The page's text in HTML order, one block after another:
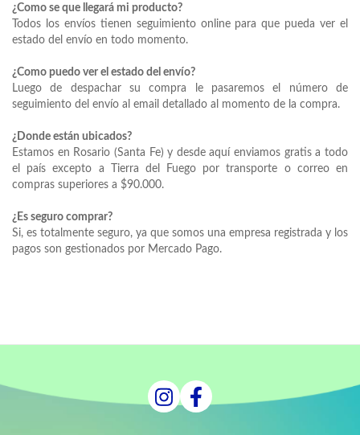
¿Como se que llegará mi producto?
Todos los envíos tienen seguimiento online para que pueda ver el
estado del envío en todo momento.
¿Como puedo ver el estado del envío?
Luego de despachar su compra le pasaremos el número de
seguimiento del envío al email detallado al momento de la compra.
¿Donde están ubicados?
Estamos en Rosario (Santa Fe) y desde aquí enviamos gratis a todo
el paísexcepto a Tierra del Fuego por transporte o correo en
compras superiores a $90.000.
¿Es seguro comprar?
Si, es totalmente seguro, ya que somos una empresa registrada y los
pagos son gestionados por Mercado Pago.